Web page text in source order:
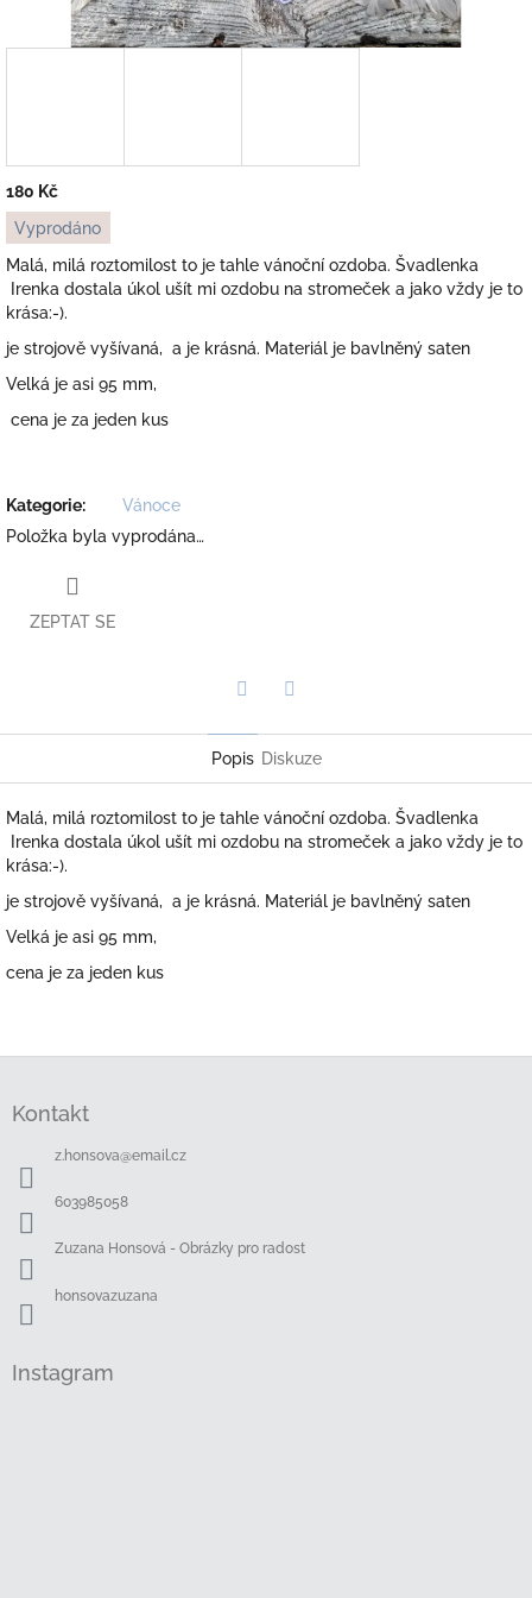
180 Kč
Měrná
cena:
Vyprodáno
Malá, milá roztomilost to je tahle vánoční ozdoba. Švadlenka
Irenka dostala úkol ušít mi ozdobu na stromeček a jako vždy je to
krása:-).
je strojově vyšívaná, a je krásná. Materiál je bavlněný saten
Velká je asi 95 mm,
cena je za jeden kus
Kategorie:
Vánoce
Položka byla vyprodána…
ZEPTAT SE
Popis Diskuze
Malá, milá roztomilost to je tahle vánoční ozdoba. Švadlenka
Irenka dostala úkol ušít mi ozdobu na stromeček a jako vždy je to
krása:-).
je strojově vyšívaná, a je krásná. Materiál je bavlněný saten
Velká je asi 95 mm,
cena je za jeden kus
Kontakt
z.honsova@email.cz
603985058
Zuzana Honsová - Obrázky pro radost
honsovazuzana
Instagram